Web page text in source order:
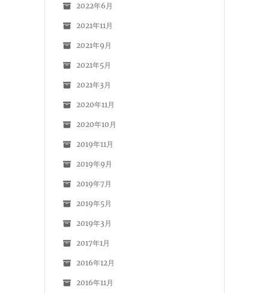
2022年6月
2021年11月
2021年9月
2021年5月
2021年3月
2020年11月
2020年10月
2019年11月
2019年9月
2019年7月
2019年5月
2019年3月
2017年1月
2016年12月
2016年11月